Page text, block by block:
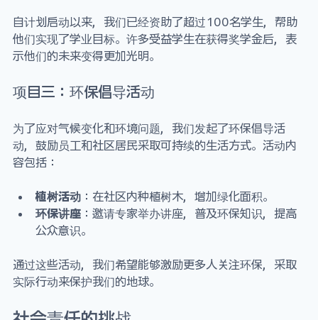
自计划启动以来，我们已经资助了超过100名学生，帮助
他们实现了学业目标。许多受益学生在获得奖学金后，表
示他们的未来变得更加光明。
项目三：环保倡导活动
为了应对气候变化和环境问题，我们发起了环保倡导活
动，鼓励员工和社区居民采取可持续的生活方式。活动内
容包括：
植树活动 ：在社区内种植树木，增加绿化面积。
环保讲座 ：邀请专家举办讲座，普及环保知识，提高
公众意识。
通过这些活动，我们希望能够激励更多人关注环保，采取
实际行动来保护我们的地球。